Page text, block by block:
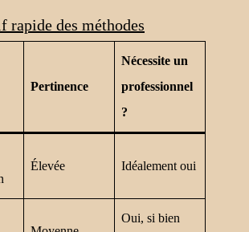
rapide des méthodes
Pertinence
Nécessite un
professionnel
?
Élevée Idéalement oui
Oui, si bien